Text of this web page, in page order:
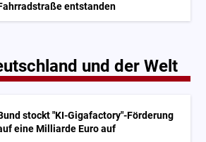
entstanden
und der Welt
stockt "KI-Gigafactory"-Förderung
eine Milliarde Euro auf